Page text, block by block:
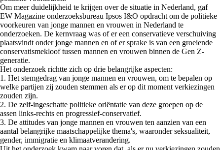
Om meer duidelijkheid te krijgen over de situatie in Nederland, gaf
EW Magazine onderzoeksbureau Ipsos I&O opdracht om de politieke
voorkeuren van jonge mannen en vrouwen in Nederland te
onderzoeken. De kernvraag was of er een conservatieve verschuiving
plaatsvindt onder jonge mannen en of er sprake is van een groeiende
conservatismekloof tussen mannen en vrouwen binnen de Gen Z-
generatie.
Het onderzoek richtte zich op drie belangrijke aspecten:
1. Het stemgedrag van jonge mannen en vrouwen, om te bepalen op
welke partijen zij zouden stemmen als er op dit moment verkiezingen
zouden zijn.
2. De zelf-ingeschatte politieke oriëntatie van deze groepen op de
assen links-rechts en progressief-conservatief.
3. De attitudes van jonge mannen en vrouwen ten aanzien van een
aantal belangrijke maatschappelijke thema's, waaronder seksualiteit,
gender, immigratie en klimaatverandering.